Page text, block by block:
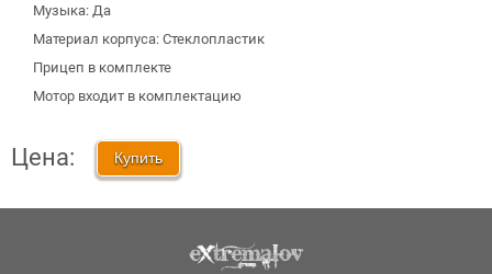
Музыка: Да
Материал корпуса: Стеклопластик
Прицеп в комплекте
Мотор входит в комплектацию
Цена: Купить